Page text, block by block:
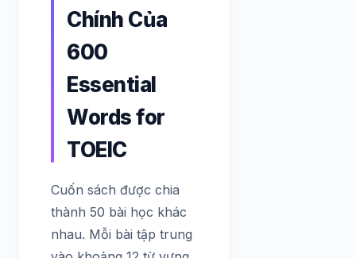
Chính Của
600
Essential
Words for
TOEIC
Cuốn sách được chia
thành 50 bài học khác
nhau. Mỗi bài tập trung